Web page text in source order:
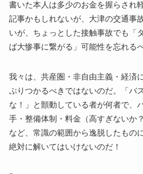
書いた本人は多少のお金を握らされ
記事かもしれないが、大津の交通事
いが、ちょっとした接触事故でも「
ば大惨事に繋がる」可能性を忘れる
我々は、共産圏・非自由主義・経済
ぷりつかるべきではないのだ。「バ
な！」と顫動している者が何者で、
手・整備体制・料金（高すぎないか
など、常識の範囲から逸脱したもの
絶対に解いてはいけないのだ！